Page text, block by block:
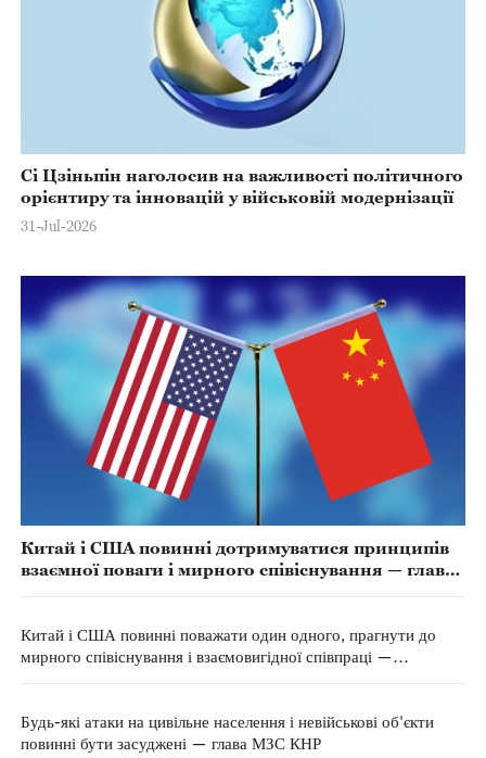
Сі Цзіньпін наголосив на важливості політичного
орієнтиру та інновацій у військовій модернізації
31-Jul-2026
Китай і США повинні дотримуватися принципів
взаємної поваги і мирного співіснування — глава
Китай і США повинні поважати один одного, прагнути до
мирного співіснування і взаємовигідної співпраці —
Будь-які атаки на цивільне населення і невійськові об'єкти
повинні бути засуджені — глава МЗС КНР